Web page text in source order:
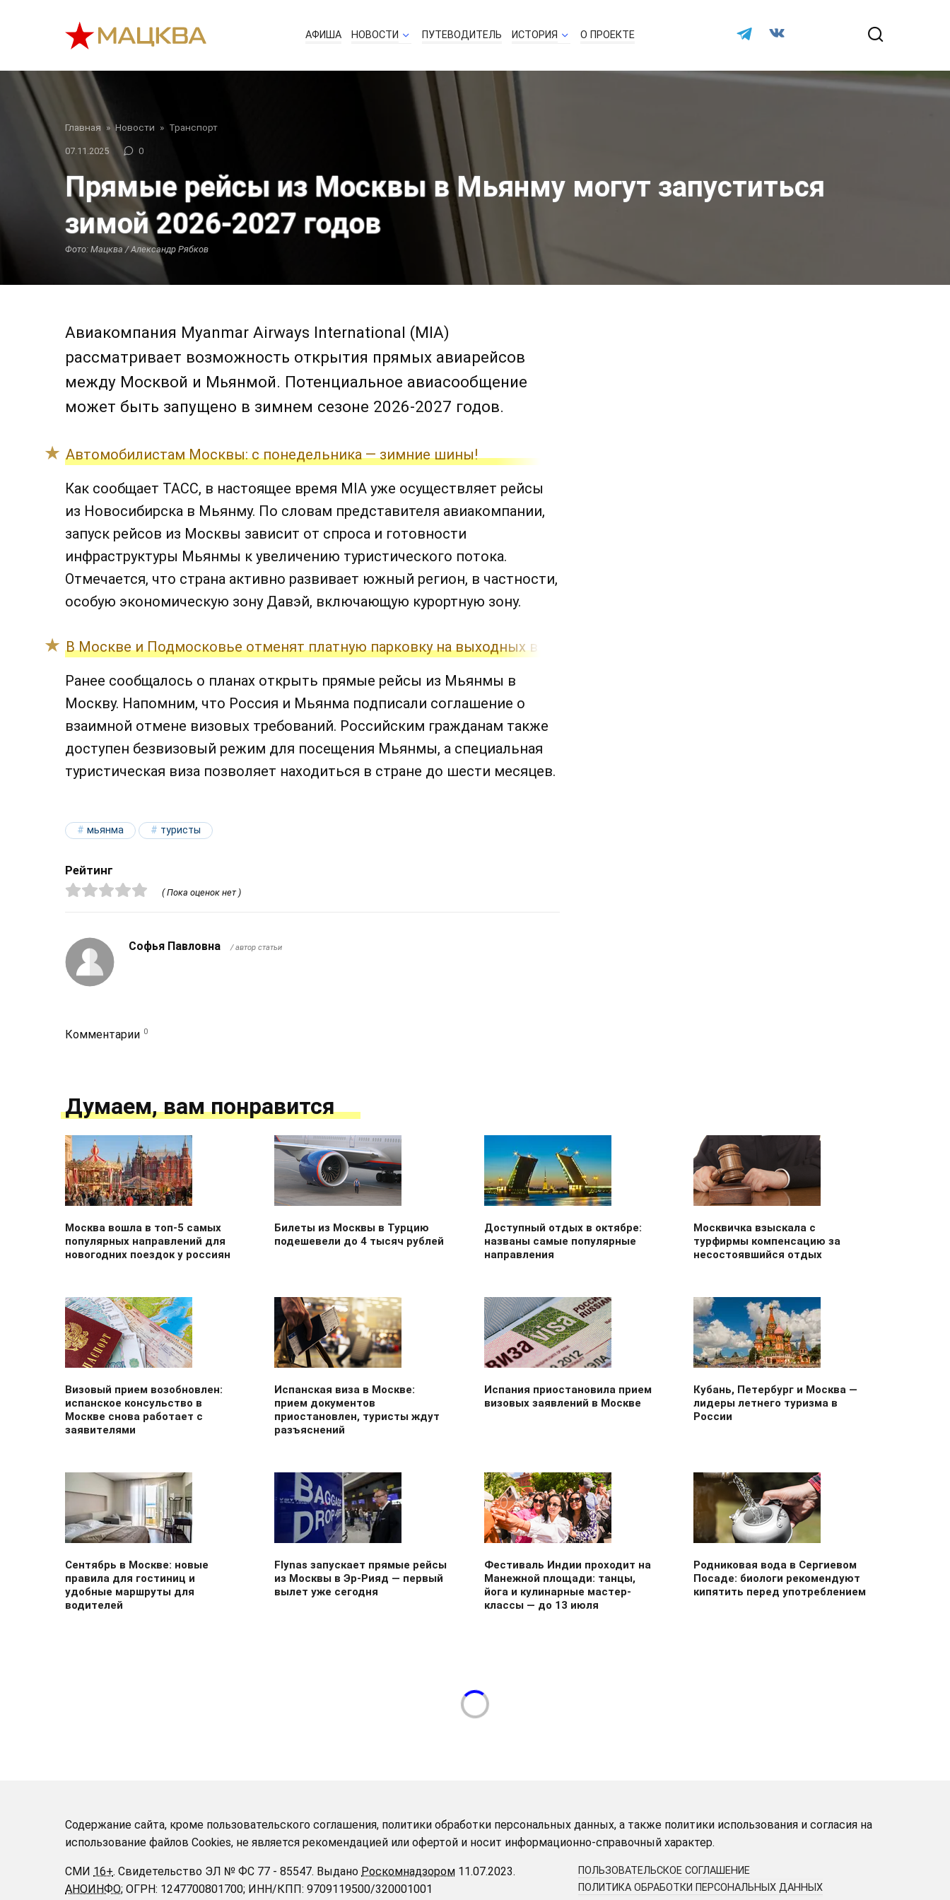
АФИША НОВОСТИ ПУТЕВОДИТЕЛЬ ИСТОРИЯ О ПРОЕКТЕ
Главная » Новости » Транспорт
07.11.2025 0
Прямые рейсы из Москвы в Мьянму могут запуститься
зимой 2026-2027 годов
Фото: Мацква / Александр Рябков
Авиакомпания Myanmar Airways International (MIA)
рассматривает возможность открытия прямых авиарейсов
между Москвой и Мьянмой. Потенциальное авиасообщение
может быть запущено в зимнем сезоне 2026-2027 годов.
Автомобилистам Москвы: с понедельника — зимние шины!
Как сообщает ТАСС, в настоящее время MIA уже осуществляет рейсы
из Новосибирска в Мьянму. По словам представителя авиакомпании,
запуск рейсов из Москвы зависит от спроса и готовности
инфраструктуры Мьянмы к увеличению туристического потока.
Отмечается, что страна активно развивает южный регион, в частности,
особую экономическую зону Давэй, включающую курортную зону.
В Москве и Подмосковье отменят платную парковку на выходных в честь Дня народного единства
Ранее сообщалось о планах открыть прямые рейсы из Мьянмы в
Москву. Напомним, что Россия и Мьянма подписали соглашение о
взаимной отмене визовых требований. Российским гражданам также
доступен безвизовый режим для посещения Мьянмы, а специальная
туристическая виза позволяет находиться в стране до шести месяцев.
мьянма туристы
Рейтинг
( Пока оценок нет )
Софья Павловна / автор статьи
Комментарии 0
Думаем, вам понравится
Москва вошла в топ-5 самых
популярных направлений для
новогодних поездок у россиян
Билеты из Москвы в Турцию
подешевели до 4 тысяч рублей
Доступный отдых в октябре:
названы самые популярные
направления
Москвичка взыскала с
турфирмы компенсацию за
несостоявшийся отдых
Визовый прием возобновлен:
испанское консульство в
Москве снова работает с
заявителями
Испанская виза в Москве:
прием документов
приостановлен, туристы ждут
разъяснений
Испания приостановила прием
визовых заявлений в Москве
Кубань, Петербург и Москва —
лидеры летнего туризма в
России
Сентябрь в Москве: новые
правила для гостиниц и
удобные маршруты для
водителей
Flynas запускает прямые рейсы
из Москвы в Эр-Рияд — первый
вылет уже сегодня
Фестиваль Индии проходит на
Манежной площади: танцы,
йога и кулинарные мастер-
классы — до 13 июля
Родниковая вода в Сергиевом
Посаде: биологи рекомендуют
кипятить перед употреблением
Содержание сайта, кроме пользовательского соглашения, политики обработки персональных данных, а также политики использования и согласия на
использование файлов Cookies, не является рекомендацией или офертой и носит информационно-справочный характер.
СМИ 16+. Свидетельство ЭЛ № ФС 77 - 85547. Выдано Роскомнадзором 11.07.2023.
АНОИНФО; ОГРН: 1247700801700; ИНН/КПП: 9709119500/320001001
ПОЛЬЗОВАТЕЛЬСКОЕ СОГЛАШЕНИЕ
ПОЛИТИКА ОБРАБОТКИ ПЕРСОНАЛЬНЫХ ДАННЫХ